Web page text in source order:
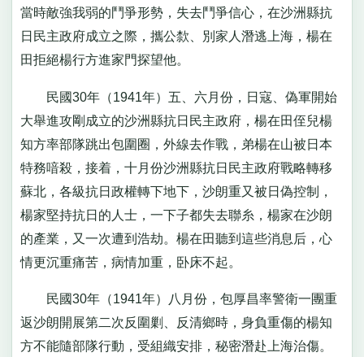
當時敵強我弱的鬥爭形勢，失去鬥爭信心，在沙洲縣抗
日民主政府成立之際，攜公歀、別家人潛逃上海，楊在
田拒絕楊行方進家門探望他。
民國30年（1941年）五、六月份，日寇、偽軍開始
大舉進攻剛成立的沙洲縣抗日民主政府，楊在田侄兒楊
知方率部隊跳出包圍圈，外線去作戰，弟楊在山被日本
特務喑殺，接着，十月份沙洲縣抗日民主政府戰略轉移
蘇北，各級抗日政權轉下地下，沙朗重又被日偽控制，
楊家堅持抗日的人士，一下子都失去聯糸，楊家在沙朗
的產業，又一次遭到浩劫。楊在田聽到這些消息后，心
情更沉重痛苦，病情加重，卧床不起。
民國30年（1941年）八月份，包厚昌率警衛一團重
返沙朗開展第二次反圍剿、反清鄉時，身負重傷的楊知
方不能隨部隊行動，受組織安排，秘密潛赴上海治傷。